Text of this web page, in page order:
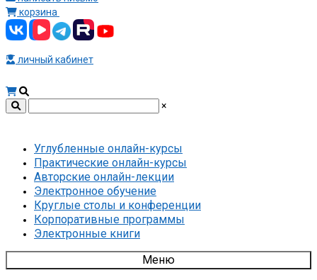
корзина
личный кабинет
×
Углубленные онлайн-курсы
Практические онлайн-курсы
Авторские онлайн-лекции
Электронное обучение
Круглые столы и конференции
Корпоративные программы
Электронные книги
Меню